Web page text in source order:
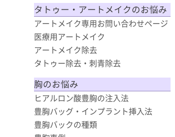
タトゥー・アートメイクのお悩み
アートメイク専用お問い合わせページ
医療用アートメイク
アートメイク除去
タトゥー除去・刺青除去
胸のお悩み
ヒアルロン酸豊胸の注入法
豊胸バッグ・インプラント挿入法
豊胸バックの種類